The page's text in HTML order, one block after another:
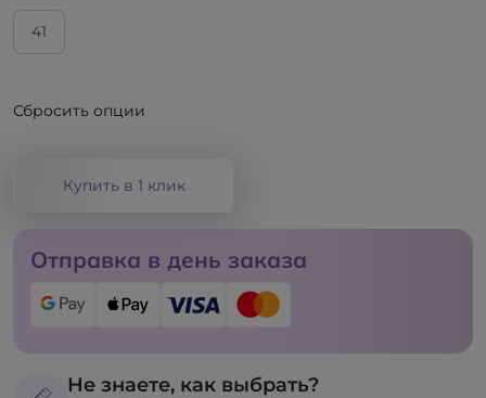
41
Сбросить опции
Купить в 1 клик
Отправка в день заказа
Не знаете, как выбрать?